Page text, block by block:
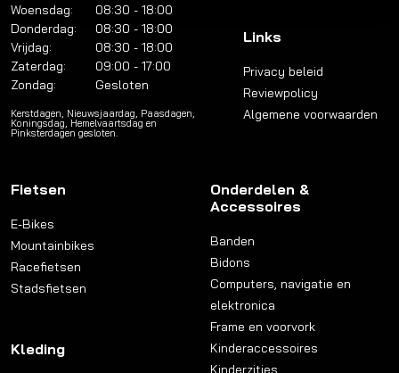
Woensdag:
08:30 - 18:00
Donderdag:
08:30 - 18:00
Vrijdag:
08:30 - 18:00
Zaterdag:
09:00 - 17:00
Zondag:
Gesloten
Kerstdagen, Nieuwsjaardag, Paasdagen,
Koningsdag, Hemelvaartsdag en
Pinksterdagen gesloten.
Links
Privacy beleid
Reviewpolicy
Algemene voorwaarden
Fietsen
E-Bikes
Mountainbikes
Racefietsen
Stadsfietsen
Kleding
Onderdelen &
Accessoires
Banden
Bidons
Computers, navigatie en
elektronica
Frame en voorvork
Kinderaccessoires
Kinderzitjes